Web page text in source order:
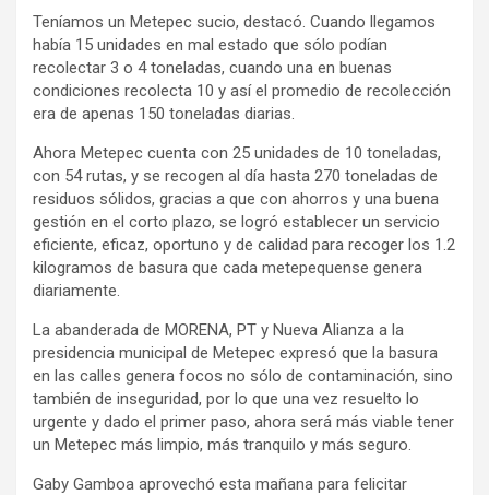
Teníamos un Metepec sucio, destacó. Cuando llegamos
había 15 unidades en mal estado que sólo podían
recolectar 3 o 4 toneladas, cuando una en buenas
condiciones recolecta 10 y así el promedio de recolección
era de apenas 150 toneladas diarias.
Ahora Metepec cuenta con 25 unidades de 10 toneladas,
con 54 rutas, y se recogen al día hasta 270 toneladas de
residuos sólidos, gracias a que con ahorros y una buena
gestión en el corto plazo, se logró establecer un servicio
eficiente, eficaz, oportuno y de calidad para recoger los 1.2
kilogramos de basura que cada metepequense genera
diariamente.
La abanderada de MORENA, PT y Nueva Alianza a la
presidencia municipal de Metepec expresó que la basura
en las calles genera focos no sólo de contaminación, sino
también de inseguridad, por lo que una vez resuelto lo
urgente y dado el primer paso, ahora será más viable tener
un Metepec más limpio, más tranquilo y más seguro.
Gaby Gamboa aprovechó esta mañana para felicitar